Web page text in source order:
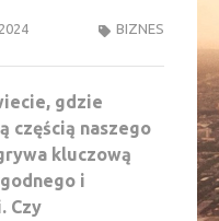
BIZNES
gdzie
częścią naszego
kluczową
i
Czy